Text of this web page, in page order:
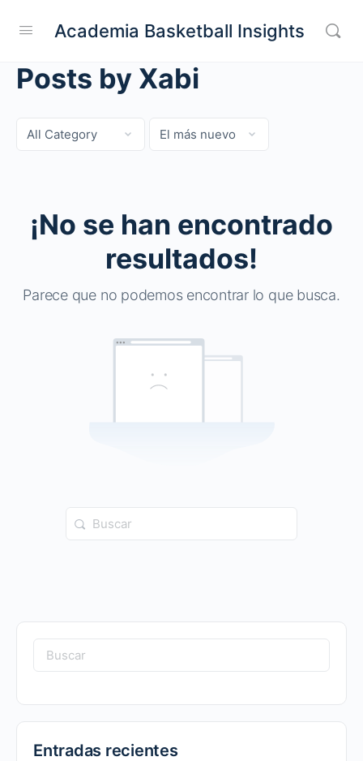
Academia Basketball Insights
Posts by Xabi
Categoría
Sort
by
¡No se han encontrado
resultados!
Parece que no podemos encontrar lo que busca.
Buscar:
Buscar:
Entradas recientes